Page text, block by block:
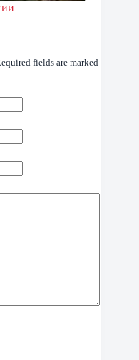
fields are marked